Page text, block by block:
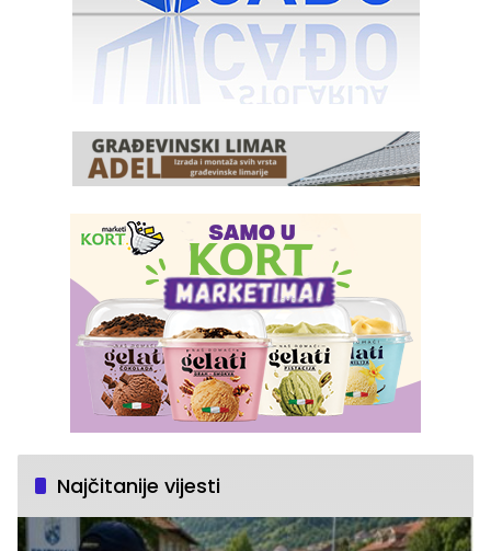
Najčitanije vijesti